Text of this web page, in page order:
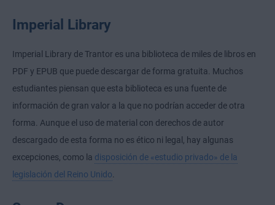
Imperial Library
Imperial Library de Trantor es una biblioteca de miles de libros en
PDF y EPUB que puede descargar de forma gratuita. Muchos
estudiantes piensan que esta biblioteca es una fuente de
información de gran valor a la que no podrían acceder de otra
forma. Aunque el uso de material con derechos de autor
descargado de esta forma no es ético ni legal, hay algunas
excepciones, como la disposición de «estudio privado» de la
legislación del Reino Unido.